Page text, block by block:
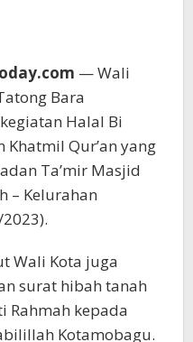
— Wali
Bara
Halal Bi
Qur’an yang
Ta’mir Masjid
– Kelurahan
Wali Kota juga
surat hibah tanah
Rahmah kepada
Kotamobagu.